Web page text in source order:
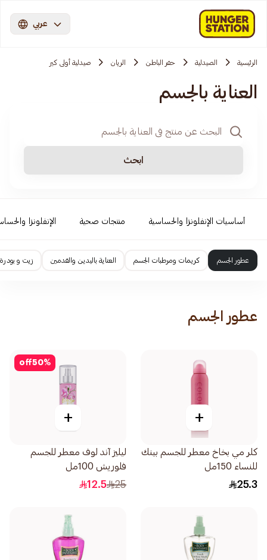
عربي
الرئيسية الصيدلية حفر الباطن الريان صيدلية أولى كير
العناية بالجسم
ابحث
أساسيات الإنفلونزا والحساسية منتجات صحية الإنفلونزا
عطور الجسم كريمات ومرطبات الجسم العناية باليدين والقدمين زيت و
عطور الجسم
+
كلر مي بخاخ معطر للجسم بينك
للنساء 150مل
25.3
50%
off
+
ليليز آند لوف معطر للجسم
فلوريش 100مل
25
12.5